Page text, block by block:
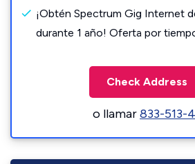
¡Obtén Spectrum Gig Internet
durante 1 año! Oferta por
Check Address
o llamar833-513-